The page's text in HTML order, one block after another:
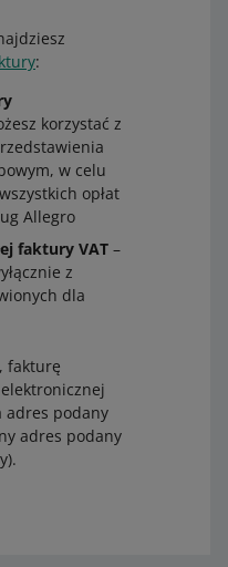
:
korzystać z
w celu
opłat
Allegro
faktury VAT –
z
dla
fakturę
adres podany
adres podany